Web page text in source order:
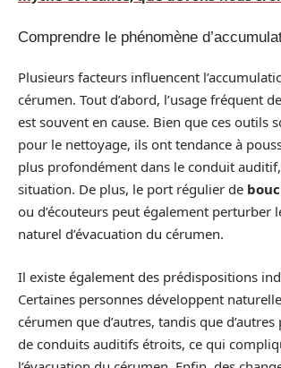
Comprendre le phénomène
Plusieurs facteurs influencent
cérumen. Tout d’abord, l’usage fréquent de
est souvent en cause. Bien que ces outils
pour le nettoyage, ils ont tendance à
plus profondément dans le conduit
situation. De plus, le port régulier de
ou d’écouteurs peut également perturber
naturel d’évacuation du cérumen.
Il existe également des prédispositions
Certaines personnes développent
cérumen que d’autres, tandis que
de conduits auditifs étroits, ce qui